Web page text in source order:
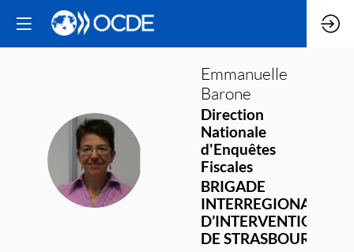
EB
Emmanuelle
Barone
Direction
Nationale
d'Enquêtes
Fiscales
BRIGADE
INTERREGIONALE
D’INTERVENTION
DE STRASBOURG